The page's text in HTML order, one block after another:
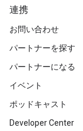
連携
お問い合わせ
パートナーを探す
パートナーになる
イベント
ポッドキャスト
Developer Center